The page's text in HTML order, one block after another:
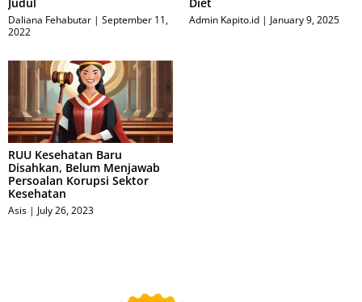
Daliana Fehabutar
September 11,
2022
Admin Kapito.id January 9, 2025
RUU Kesehatan Baru
Disahkan, Belum Menjawab
Persoalan Korupsi Sektor
Kesehatan
Asis July 26, 2023